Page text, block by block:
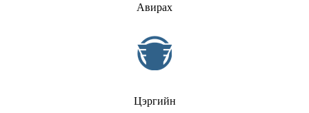
Авирах
Цэргийн